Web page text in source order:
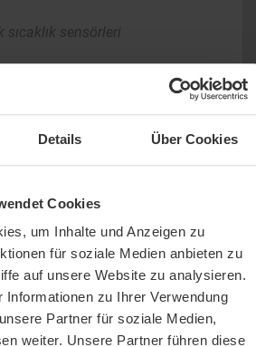
Details Über Cookies
Cookies
um Inhalte und Anzeigen zu
für soziale Medien anbieten zu
auf unsere Website zu analysieren.
Informationen zu Ihrer Verwendung
Partner für soziale Medien,
weiter. Unsere Partner führen diese
sensörleri
(örn. besleme ve egzoz kanalları)
bir montaj flanşı aracılığıyla monte
BIM Data sheets Software
Conformity Tender texts